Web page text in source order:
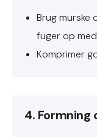
Brug murske
fuger op
Komprimer
4. Formning